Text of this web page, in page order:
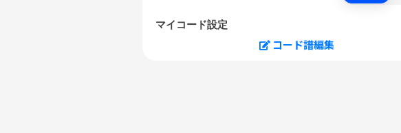
マイコード設定
コード譜編集